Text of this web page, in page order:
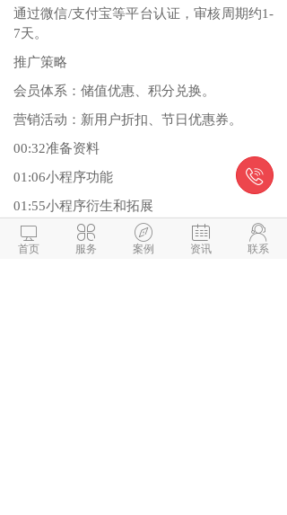
通过微信/支付宝等平台认证，审核周期约1-
7天‌。
推广策略‌
会员体系：储值优惠、积分兑换‌。
营销活动：新用户折扣、节日优惠券‌。
00:32准备资料
01:06小程序功能
01:55小程序衍生和拓展
02:53营销功能体系

首页

服务

案例

资讯

联系
